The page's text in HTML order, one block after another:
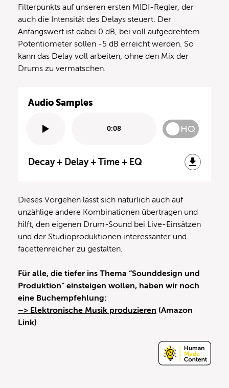
Filterpunkts auf unseren ersten MIDI-Regler, der
auch die Intensität des Delays steuert. Der
Anfangswert ist dabei 0 dB, bei voll aufgedrehtem
Potentiometer sollen -5 dB erreicht werden. So
kann das Delay voll arbeiten, ohne den Mix der
Drums zu vermatschen.
Audio Samples
0:08 HQ
Decay + Delay + Time + EQ
Dieses Vorgehen lässt sich natürlich auch auf
unzählige andere Kombinationen übertragen und
hilft, den eigenen Drum-Sound bei Live-Einsätzen
und der Studioproduktionen interessanter und
facettenreicher zu gestalten.
Für alle, die tiefer ins Thema “Sounddesign und
Produktion” einsteigen wollen, haben wir noch
eine Buchempfehlung:
–> Elektronische Musik produzieren (Amazon
Link)